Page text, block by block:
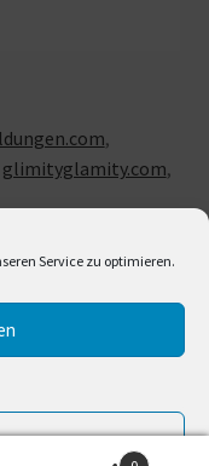
Service zu optimieren.
,
glimityglamity.com,